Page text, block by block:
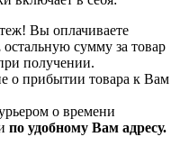
Вы оплачиваете
остальную сумму за товар
получении.
о прибытии товара к Вам
о времени
по удобному Вам адресу.